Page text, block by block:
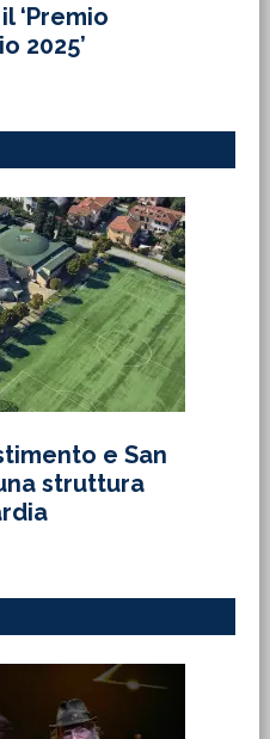
‘Premio
2025’
e San
struttura